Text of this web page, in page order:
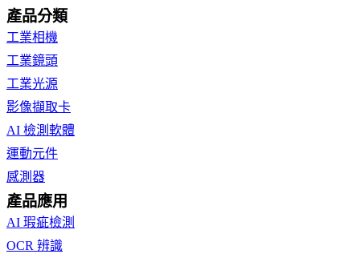
產品分類
工業相機
工業鏡頭
工業光源
影像擷取卡
AI 檢測軟體
運動元件
感測器
產品應用
AI 瑕疵檢測
OCR 辨識